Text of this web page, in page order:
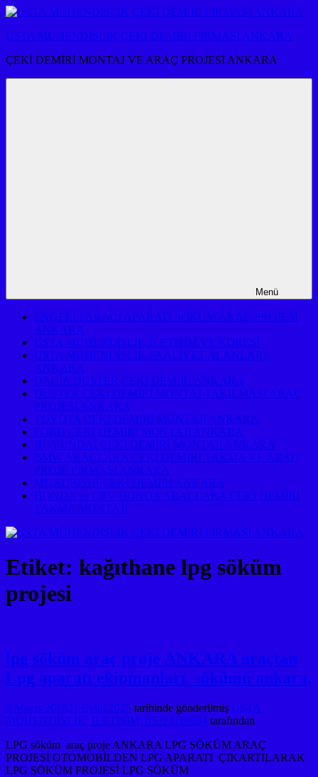
İçeriğe
USTA MÜHENDİSLİK ÇEKİ DEMİRİ FİRMASI ANKARA
ÇEKİ DEMİRİ MONTAJ VE ARAÇ PROJESİ ANKARA
Menü
ENGELLİ ARACI APARATI SÖKÜM ARAÇ PROJESİ
ANKARA
USTA MÜHENDİSLİK İLETİŞİM VE ADRESİ
USTA MÜHENDİSLİK FAALİYET ALANLARI
ANKARA
DACİA DUSTER ÇEKİ DEMİRİ ANKARA
DUSTER ÇEKİ DEMİRİ MONTAJ TAKILMASI ARAÇ
PROJESİ ANKARA
TOYOTA ÇEKİ DEMİRİ MONTAJI ANKARA
FORD ÇEKİ DEMİRİ MONTAJI ANKARA
HUYUNDAİ ÇEKİ DEMİRİ MONTAJI ANKARA
BMW ARAÇLARA ÇEKİ DEMİRİ TAKMA VE ARAÇ
PROJE FİRMASI ANKARA
MITSUBISHI ÇEKİ DEMİRİ ANKARA
HONDA ve CRV HONDA ARAÇLARA ÇEKİ DEMİRİ
TAKMA MONTAJI
Etiket: kağıthane lpg söküm
projesi
lpg söküm araç proje ANKARA araçtan
Lpg aparatı ekipmanları sökümü ankara,
9 Mayıs 201821 Eylül 2025 tarihinde gönderilmiş USTA
MÜHENDİSLİK: İLETİŞİM: 05323118894 tarafından
LPG söküm araç proje ANKARA LPG SÖKÜM ARAÇ
PROJESİ OTOMOBİLDEN LPG APARATI ÇIKARTILARAK
LPG SÖKÜM PROJESİ LPG SÖKÜM